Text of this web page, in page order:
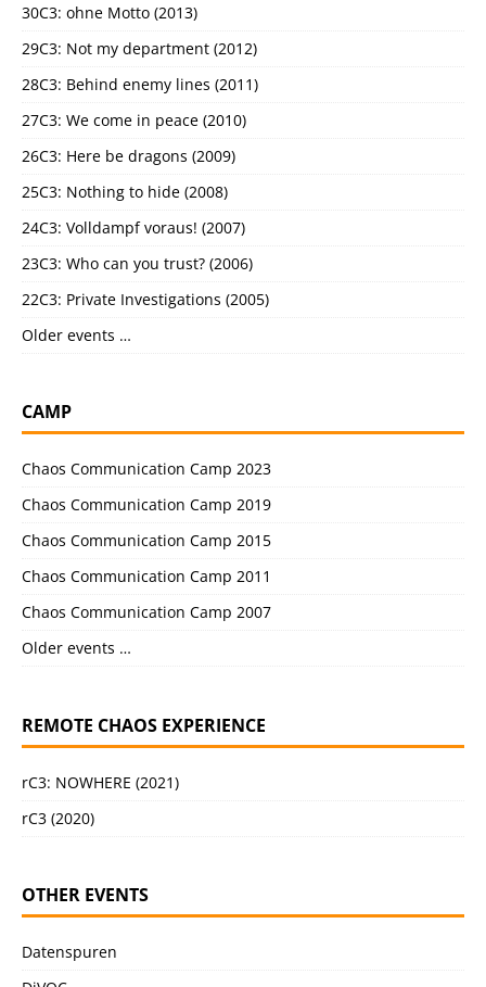
30C3: ohne Motto (2013)
29C3: Not my department (2012)
28C3: Behind enemy lines (2011)
27C3: We come in peace (2010)
26C3: Here be dragons (2009)
25C3: Nothing to hide (2008)
24C3: Volldampf voraus! (2007)
23C3: Who can you trust? (2006)
22C3: Private Investigations (2005)
Older events …
CAMP
Chaos Communication Camp 2023
Chaos Communication Camp 2019
Chaos Communication Camp 2015
Chaos Communication Camp 2011
Chaos Communication Camp 2007
Older events …
REMOTE CHAOS EXPERIENCE
rC3: NOWHERE (2021)
rC3 (2020)
OTHER EVENTS
Datenspuren